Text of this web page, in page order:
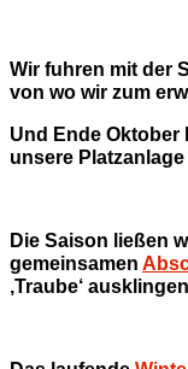
Wir fuhren mit der
von wo wir zum
Und Ende Oktober
unsere
Die Saison ließen
gemeinsamen
‚Traube‘